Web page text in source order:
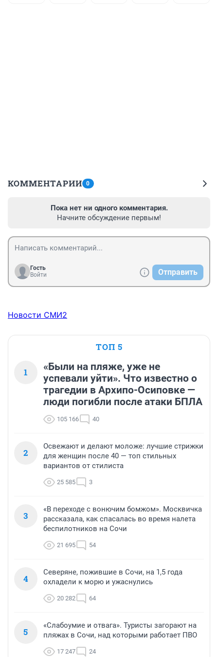
КОММЕНТАРИИ 0
Пока нет ни одного комментария.
Начните обсуждение первым!
Гость
Войти
Отправить
Новости СМИ2
ТОП 5
1
«Были на пляже, уже не
успевали уйти». Что известно о
трагедии в Архипо-Осиповке —
люди погибли после атаки БПЛА
105 166 40
2
Освежают и делают моложе: лучшие стрижки
для женщин после 40 — топ стильных
вариантов от стилиста
25 585 3
3
«В переходе с вонючим бомжом». Москвичка
рассказала, как спасалась во время налета
беспилотников на Сочи
21 695 54
4
Северяне, пожившие в Сочи, на 1,5 года
охладели к морю и ужаснулись
20 282 64
5
«Слабоумие и отвага». Туристы загорают на
пляжах в Сочи, над которыми работает ПВО
17 247 24